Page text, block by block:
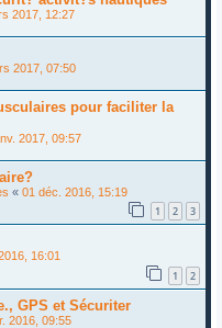
2017, 12:27
2017, 07:50
pour faciliter la
2017, 09:57
« 01 déc. 2016, 15:19
1 2 3
16:01
1 2
GPS et Sécuriter
2016, 09:55